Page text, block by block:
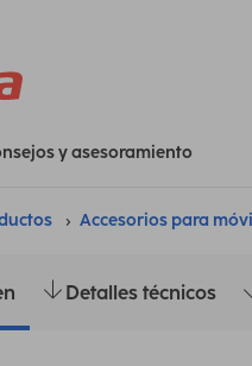
y asesoramiento
Accesorios para
Detalles técnicos